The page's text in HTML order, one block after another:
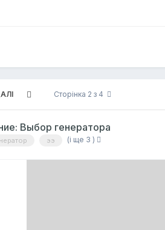
Сторінка 2 з 4
Выбор генератора
ээ (і ще 3 )